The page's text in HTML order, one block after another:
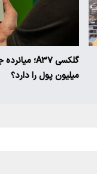
میلیون پول را دارد؟